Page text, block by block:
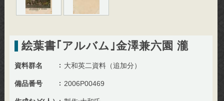
絵葉書｢アルバム｣金澤兼六園 瀧
資料群名 大和英二資料（追加分）
備品番号 2006P00469